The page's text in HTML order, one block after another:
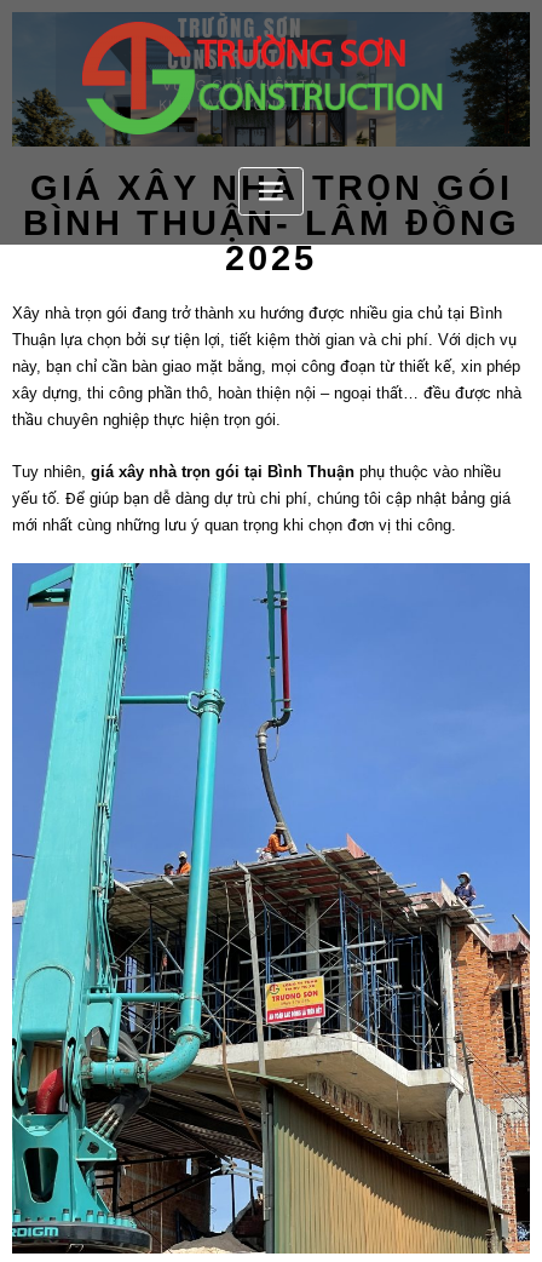
GIÁ XÂY NHÀ TRỌN GÓI
BÌNH THUẬN- LÂM ĐỒNG
2025
Xây nhà trọn gói đang trở thành xu hướng được nhiều gia chủ tại Bình
Thuận lựa chọn bởi sự tiện lợi, tiết kiệm thời gian và chi phí. Với dịch vụ
này, bạn chỉ cần bàn giao mặt bằng, mọi công đoạn từ thiết kế, xin phép
xây dựng, thi công phần thô, hoàn thiện nội – ngoại thất… đều được nhà
thầu chuyên nghiệp thực hiện trọn gói.
Tuy nhiên, giá xây nhà trọn gói tại Bình Thuận phụ thuộc vào nhiều
yếu tố. Để giúp bạn dễ dàng dự trù chi phí, chúng tôi cập nhật bảng giá
mới nhất cùng những lưu ý quan trọng khi chọn đơn vị thi công.